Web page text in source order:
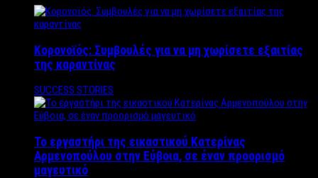
Κορονοϊός: Συμβουλές για να μη χωρίσετε εξαιτίας
της καραντίνας
SUCCESS STORIES
Το εργαστήρι της εικαστικού Κατερίνας
Αρμενοπούλου στην Εύβοια, σε έναν προορισμό
μαγευτικό